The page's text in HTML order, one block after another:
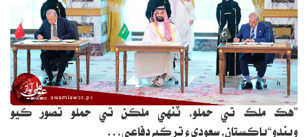
”هڪ ملڪ تي حملو، ٽنهي ملڪن تي حملو تصور ڪيو